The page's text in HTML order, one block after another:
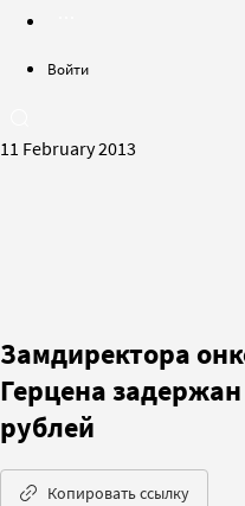
Войти
11 February 2013
Замдиректора
Герцена
рублей
Копировать ссылку